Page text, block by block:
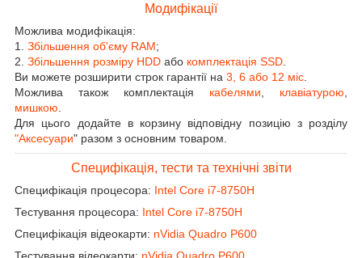
Модифікації
Можлива модифікація:
1. Збільшення об'єму RAM;
2. Збільшення розміру HDD або комплектація SSD
Ви можете розширити строк гарантії на 3, 6 або 12 міс
Можлива також комплектація кабелями клавіатурою
мишкою
Для цього додайте в корзину відповідну позицію з розділу
"Аксесуари" разом з основним товаром.
Специфікація, тести та технічні звіти
Специфікація процесора: Intel Core i7-8750H
Тестування процесора: Intel Core i7-8750H
Специфікація відеокарти: nVidia Quadro P600
Тестування відеокарти: nVidia Quadro P600